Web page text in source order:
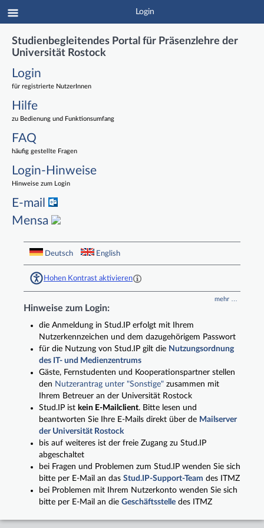
Login
Studienbegleitendes Portal für Präsenzlehre der
Universität Rostock
Login
für registrierte NutzerInnen
Hilfe
zu Bedienung und Funktionsumfang
FAQ
häufig gestellte Fragen
Login-Hinweise
Hinweise zum Login
E-mail
Mensa
Deutsch English
Hohen Kontrast aktivieren
mehr …
Hinweise zum Login:
die Anmeldung in Stud.IP erfolgt mit Ihrem
Nutzerkennzeichen und dem dazugehörigem Passwort
für die Nutzung von Stud.IP gilt die Nutzungsordnung
des IT- und Medienzentrums
Gäste, Fernstudenten und Kooperationspartner stellen
den Nutzerantrag unter "Sonstige" zusammen mit
Ihrem Betreuer an der Universität Rostock
Stud.IP ist kein E-Mailclient. Bitte lesen und
beantworten Sie Ihre E-Mails direkt über de Mailserver
der Universität Rostock
bis auf weiteres ist der freie Zugang zu Stud.IP
abgeschaltet
bei Fragen und Problemen zum Stud.IP wenden Sie sich
bitte per E-Mail an das Stud.IP-Support-Team des ITMZ
bei Problemen mit Ihrem Nutzerkonto wenden Sie sich
bitte per E-Mail an die Geschäftsstelle des ITMZ